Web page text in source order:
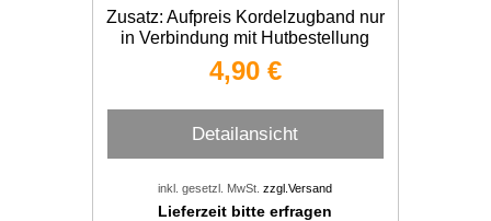
Zusatz: Aufpreis Kordelzugband nur
in Verbindung mit Hutbestellung
4,90 €
Detailansicht
inkl. gesetzl. MwSt.zzgl.Versand
Lieferzeit bitte erfragen